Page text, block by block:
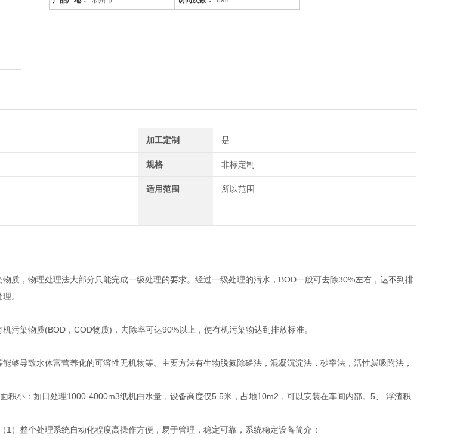
加工定制 是
规格 非标定制
适用范围 所以范围
质，物理处理法大部分只能完成一级处理的要求。经过一级处理的污水，BOD一般可去除30%左右，达不到排
。
污染物质(BOD，COD物质)，去除率可达90%以上，使有机污染物达到排放标准。
够导致水体富营养化的可溶性无机物等。主要方法有生物脱氮除磷法，混凝沉淀法，砂率法，活性炭吸附法，
小：如日处理1000-4000m3纸机白水量，设备高度仅5.5米，占地10m2，可以安装在车间内部。5、 浮渣积
）整个处理系统自动化程度高操作方便，易于管理，稳定可靠，系统稳定设备简介：